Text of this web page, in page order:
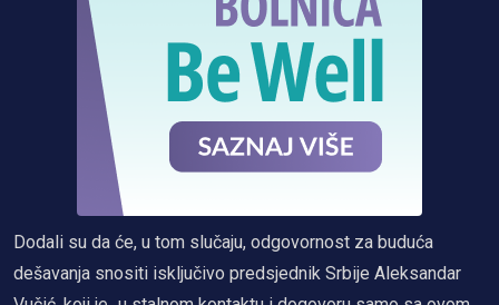
Dodali su da će, u tom slučaju, odgovornost za buduća
dešavanja snositi isključivo predsjednik Srbije Aleksandar